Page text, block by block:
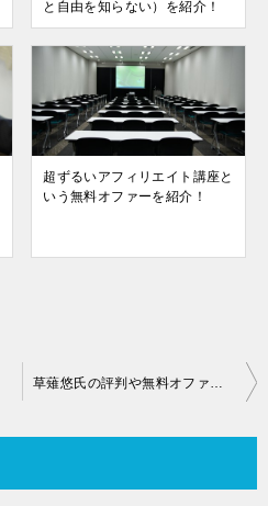
と自由を知らない）を紹介！
超ずるいアフィリエイト講座と
いう無料オファーを紹介！
草薙悠氏の評判や無料オファーアフィリ代行PJの感想！外注化で完全放置？